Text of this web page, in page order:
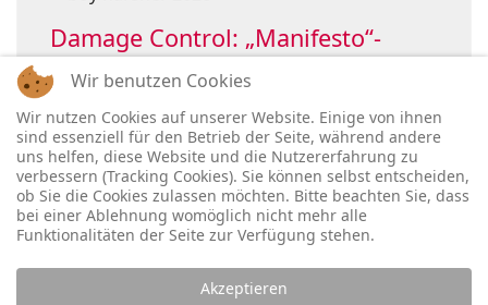
Damage Control: „Manifesto“-
Single holt OHMElectronic ins Boot
Wir benutzen Cookies
Wir nutzen Cookies auf unserer Website. Einige von ihnen
sind essenziell für den Betrieb der Seite, während andere
uns helfen, diese Website und die Nutzererfahrung zu
verbessern (Tracking Cookies). Sie können selbst entscheiden,
ob Sie die Cookies zulassen möchten. Bitte beachten Sie, dass
bei einer Ablehnung womöglich nicht mehr alle
Funktionalitäten der Seite zur Verfügung stehen.
Akzeptieren